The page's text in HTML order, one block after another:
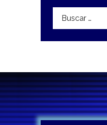
Buscar: